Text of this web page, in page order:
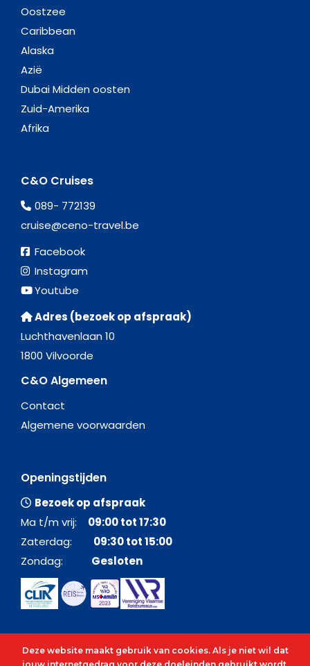
Oostzee
Caribbean
Alaska
Azië
Dubai Midden oosten
Zuid-Amerika
Afrika
C&O Cruises
089- 772139
cruise@ceno-travel.be
Facebook
Instagram
Youtube
Adres (bezoek op afspraak)
Luchthavenlaan 10
1800 Vilvoorde
C&O Algemeen
Contact
Algemene voorwaarden
Openingstijden
Bezoek op afspraak
Ma t/m vrij: 09:00 tot 17:30
Zaterdag: 09:30 tot 15:00
Zondag: Gesloten
Deze website maakt gebruik van cookies. Als je niet wil dat